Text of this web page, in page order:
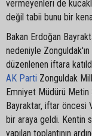
vermeyenleri de
değil tabii bunu bir
Bakan Erdoğan
nedeniyle
düzenlenen iftara
AK Parti Zonguldak
Emniyet Müdürü Metin
Bayraktar, iftar öncesi
bir araya geldi. Kentin
yapılan toplantının